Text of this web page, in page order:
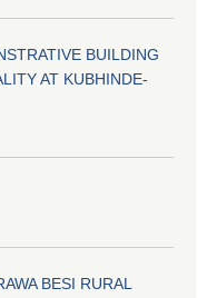
BUILDING
AT KUBHINDE-
BESI RURAL